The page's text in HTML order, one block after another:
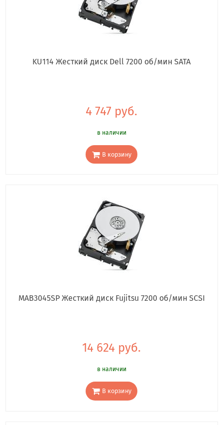
KU114 Жесткий диск Dell 7200 об/мин SATA
4 747 руб.
в наличии
В корзину
MAB3045SP Жесткий диск Fujitsu 7200 об/мин SCSI
14 624 руб.
в наличии
В корзину